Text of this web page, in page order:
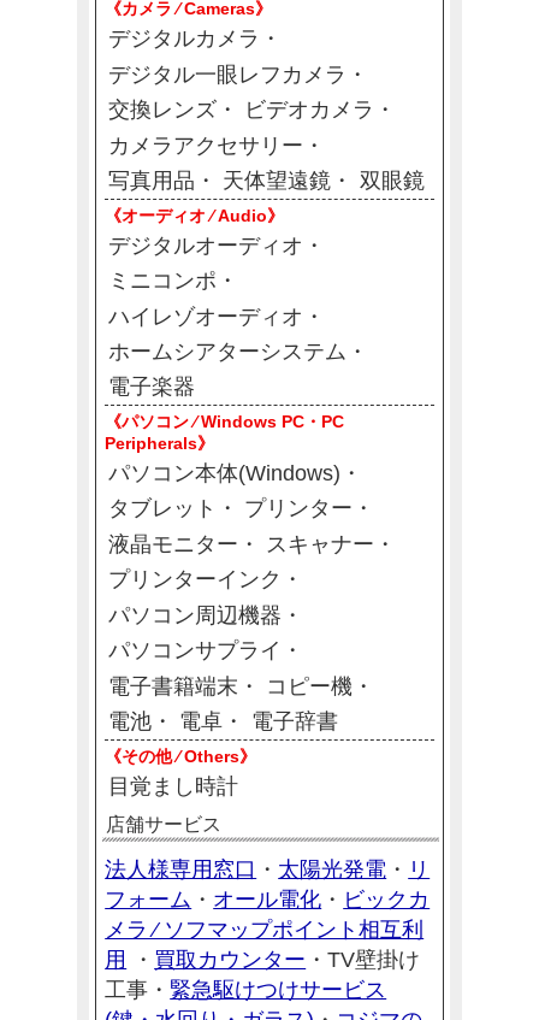
《カメラ ⁄ Cameras》
デジタルカメラ
デジタル一眼レフカメラ
交換レンズ
ビデオカメラ
カメラアクセサリー
写真用品
天体望遠鏡 双眼鏡
《オーディオ ⁄ Audio》
デジタルオーディオ
ミニコンポ
ハイレゾオーディオ
ホームシアターシステム
電子楽器
《パソコン ⁄ Windows PC・PC
Peripherals》
パソコン本体(Windows)
タブレット
プリンター
液晶モニター
スキャナー
プリンターインク
パソコン周辺機器
パソコンサプライ
電子書籍端末
コピー機
電池
電卓 電子辞書
《その他 ⁄ Others》
目覚まし時計
店舗サービス
法人様専用窓口 ・ 太陽光発電 ・ リ
フォーム ・ オール電化 ・ ビックカ
メラ ⁄ ソフマップポイント相互利
用
・ 買取カウンター ・TV壁掛け
工事・ 緊急駆けつけサービス